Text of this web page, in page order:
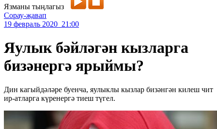
Язманы тыңлагыз
Сорау-җавап
19 февраль 2020 21:00
Яулык бәйләгән кызларга
бизәнергә ярыймы?
Дин кагыйдәләре буенча, яулыклы кызлар бизәнгән килеш чит
ир-атларга күренергә тиеш түгел.